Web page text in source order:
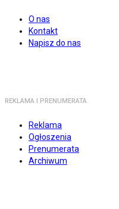
O nas
Kontakt
Napisz do nas
REKLAMA I PRENUMERATA
Reklama
Ogłoszenia
Prenumerata
Archiwum